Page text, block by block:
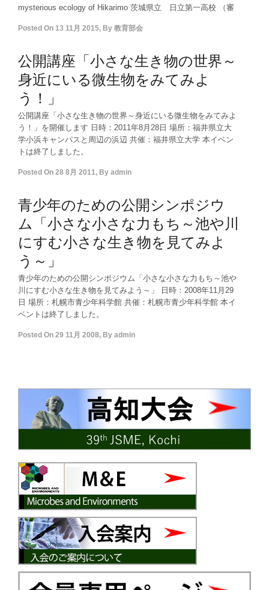
mysterious ecology of Hikarimo 茨城県立 日立第一高校 （審
Posted On 13 11月 2015, By 教育部会
公開講座「小さな生き物の世界～
身近にいる微生物をみてみよ
う！」
公開講座「小さな生き物の世界～身近にいる微生物をみてみよ
う！」を開催します 日時：2011年8月28日 場所：福井県立大
学小浜キャンパスと周辺の浜辺 共催：福井県立大学 本イベン
トは終了しました。
Posted On 28 8月 2011, By admin
青少年のための公開シンポジウ
ム「小さな小さな力もち～池や川
にすむ小さな生き物を見てみよ
う～」
青少年のための公開シンポジウム「小さな小さな力もち～池や
川にすむ小さな生き物を見てみよう～」 日時：2008年11月29
日 場所：札幌市青少年科学館 共催：札幌市青少年科学館 本イ
ベントは終了しました。
Posted On 29 11月 2008, By admin